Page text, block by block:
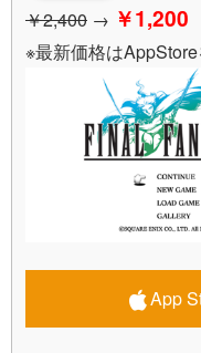
￥2,400 → ￥1,200
※最新価格はAppStore
App